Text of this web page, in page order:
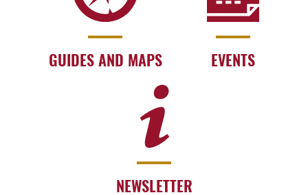
GUIDES AND MAPS EVENTS
NEWSLETTER